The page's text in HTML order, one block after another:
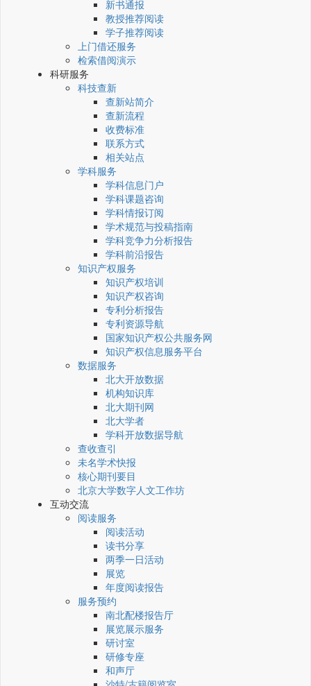
新书通报
教授推荐阅读
学子推荐阅读
上门借还服务
检索借阅演示
科研服务
科技查新
查新站简介
查新流程
收费标准
联系方式
相关站点
学科服务
学科信息门户
学科课题咨询
学科情报订阅
学术规范与投稿指南
学科竞争力分析报告
学科前沿报告
知识产权服务
知识产权培训
知识产权咨询
专利分析报告
专利资源导航
国家知识产权公共服务网
知识产权信息服务平台
数据服务
北大开放数据
机构知识库
北大期刊网
北大学者
学科开放数据导航
查收查引
未名学术快报
核心期刊要目
北京大学数字人文工作坊
互动交流
阅读服务
阅读活动
读书分享
两季一日活动
展览
年度阅读报告
服务预约
南北配楼报告厅
展览展示服务
研讨室
研修专座
和声厅